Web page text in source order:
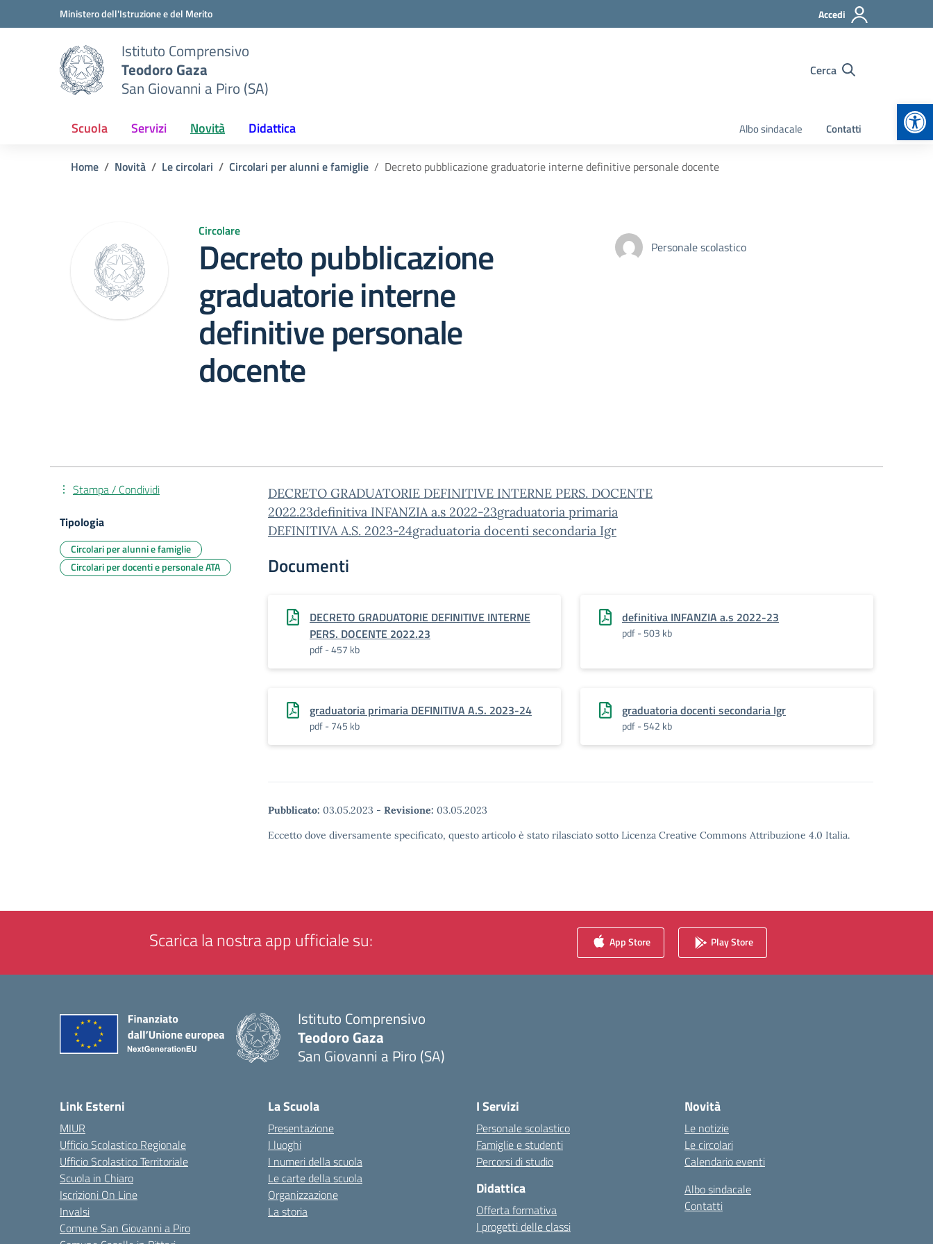
Vai ai contenuti
Vai al menu di navigazioneMinistero dell'Istruzione e del Merito Accedi
Istituto Comprensivo
Teodoro Gaza
San Giovanni a Piro (SA)
Cerca
Scuola Servizi Novità Didattica Albo sindacale Contatti
Home Novità Le circolari Circolari per alunni e famiglie Decreto pubblicazione graduatorie interne definitive personale docente
Circolare
Decreto pubblicazione
graduatorie interne
definitive personale
docente
Personale scolastico
DECRETO GRADUATORIE DEFINITIVE INTERNE PERS. DOCENTE
2022.23definitiva INFANZIA a.s 2022-23graduatoria primaria
DEFINITIVA A.S. 2023-24graduatoria docenti secondaria Igr
Documenti
DECRETO GRADUATORIE DEFINITIVE INTERNE
PERS. DOCENTE 2022.23
pdf - 457 kb
definitiva INFANZIA a.s 2022-23
pdf - 503 kb
graduatoria primaria DEFINITIVA A.S. 2023-24
pdf - 745 kb
graduatoria docenti secondaria Igr
pdf - 542 kb
Pubblicato: 03.05.2023 - Revisione: 03.05.2023
Eccetto dove diversamente specificato, questo articolo è stato rilasciato sotto Licenza Creative Commons Attribuzione 4.0 Italia.
Stampa / Condividi
Tipologia
Circolari per alunni e famiglie
Circolari per docenti e personale ATA
Scarica la nostra app ufficiale su: App Store Play Store
Istituto Comprensivo
Teodoro Gaza
San Giovanni a Piro (SA)
Link Esterni
MIUR
Ufficio Scolastico Regionale
Ufficio Scolastico Territoriale
Scuola in Chiaro
Iscrizioni On Line
Invalsi
Comune San Giovanni a Piro
La Scuola
Presentazione
I luoghi
I numeri della scuola
Le carte della scuola
Organizzazione
La storia
I Servizi
Personale scolastico
Famiglie e studenti
Percorsi di studio
Didattica
Offerta formativa
I progetti delle classi
Novità
Le notizie
Le circolari
Calendario eventi
Albo sindacale
Contatti